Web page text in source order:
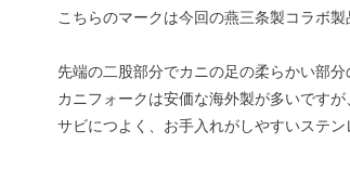
こちらのマークは今回の燕三条製コラボ
先端の二股部分でカニの足の柔らかい部
カニフォークは安価な海外製が多いです
サビにつよく、お手入れがしやすいステン